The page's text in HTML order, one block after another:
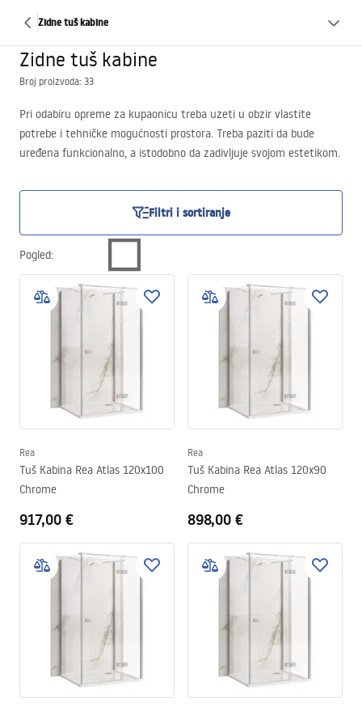
Zidne tuš kabine
Zidne tuš kabine
Broj proizvoda: 33
Pri odabiru opreme za kupaonicu treba uzeti u obzir vlastite
potrebe i tehničke mogućnosti prostora. Treba paziti da bude
uređena funkcionalno, a istodobno da zadivljuje svojom estetikom.
koje će biti izvrstan izbor za svaku kupaonicu. Poslužit će i u
manjim prostorijama, ali i efektno upotpuniti prostor veće
kvadrature.
Filtri i sortiranje
Pogled:
Rea
Tuš Kabina Rea Atlas 120x100
Chrome
917,00 €
Rea
Tuš Kabina Rea Atlas 120x90
Chrome
898,00 €